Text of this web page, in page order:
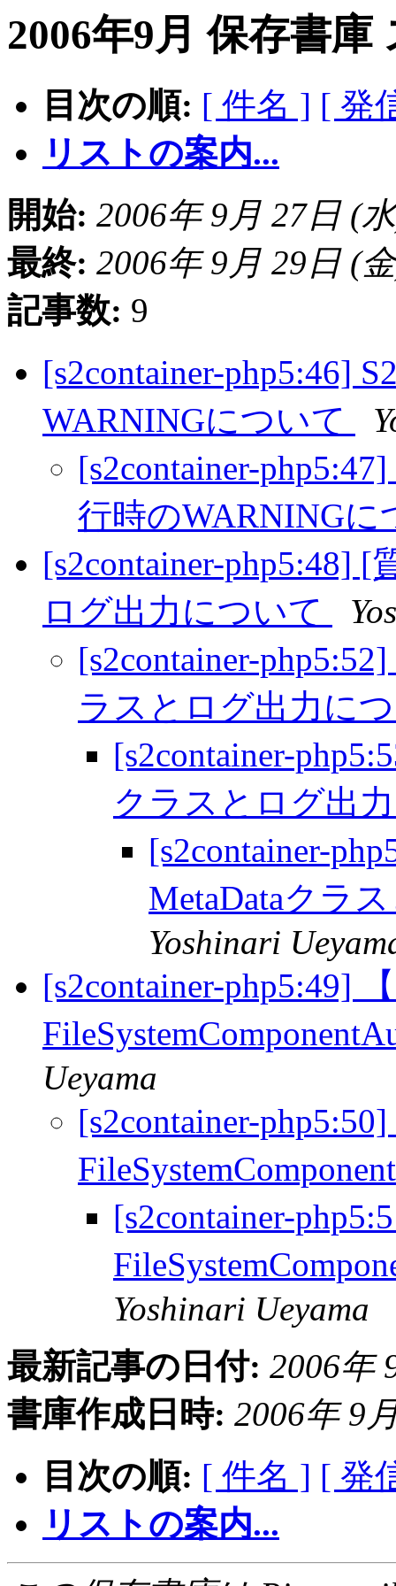
2006年9月 保存書庫
目次の順: [ 件名 ] [ 発
リストの案内...
開始: 2006年 9月 27日 (
最終: 2006年 9月 29日 (
記事数: 9
[s2container-php5:46]
WARNINGについて
[s2container-
行時のWARNING
[s2container-php5:48] [
ログ出力について
[s2container-
ラスとログ出力に
[s2container-
クラスとログ出
[s2container-
MetaDataクラ
Yoshinari
[s2container-php5:49]
Ueyama
[s2container-
[s2container-
Yoshinari Ueyama
最新記事の日付: 2006年
書庫作成日時: 2006年 9
目次の順: [ 件名 ] [ 発
リストの案内...